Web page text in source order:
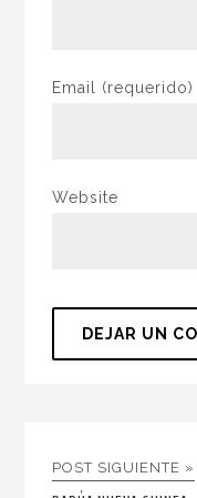
Email (requerido)
Website
POST SIGUIENTE »